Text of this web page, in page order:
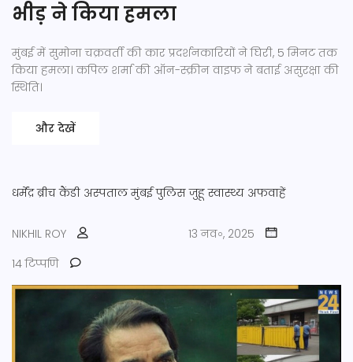
भीड़ ने किया हमला
मुंबई में सुमोना चक्रवर्ती की कार प्रदर्शनकारियों ने घिरी, 5 मिनट तक
किया हमला। कपिल शर्मा की ऑन-स्क्रीन वाइफ ने बताई असुरक्षा की
स्थिति।
और देखें
धर्मेंद्र ब्रीच कैंडी अस्पताल मुंबई पुलिस जुहू स्वास्थ्य अफवाहें
NIKHIL ROY
13 नव॰, 2025
14 टिप्पणि